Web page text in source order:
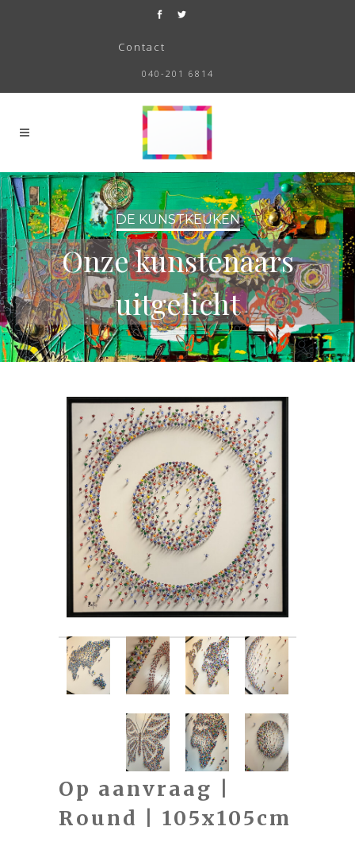
Contact
040-201 6814
DE KUNSTKEUKEN
Onze kunstenaars
uitgelicht
Op aanvraag |
Round | 105x105cm